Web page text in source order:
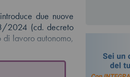
due nuove
2024 (cd. decreto
lavoro autonomo,